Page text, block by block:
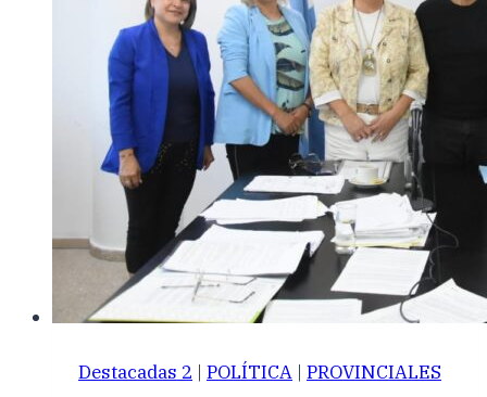
Destacadas 2 | POLÍTICA | PROVINCIALES